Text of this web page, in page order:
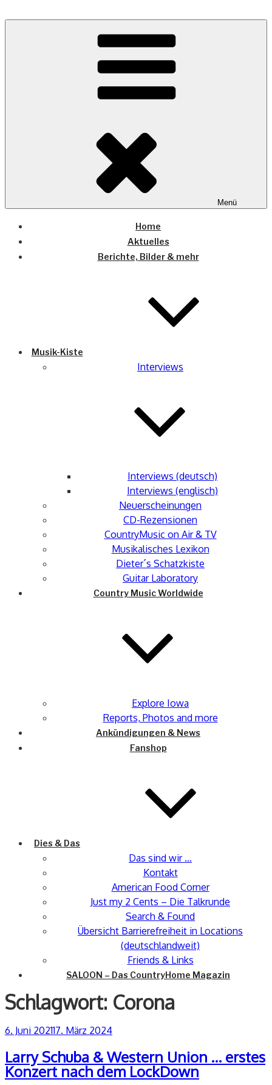
COUNTRYHOME
Wo die (Country-) Musik Zuhause ist
Menü
Home
Aktuelles
Berichte, Bilder & mehr
Musik-Kiste
Interviews
Interviews (deutsch)
Interviews (englisch)
Neuerscheinungen
CD-Rezensionen
CountryMusic on Air & TV
Musikalisches Lexikon
Dieter´s Schatzkiste
Guitar Laboratory
Country Music Worldwide
Explore Iowa
Reports, Photos and more
Ankündigungen & News
Fanshop
Dies & Das
Das sind wir …
Kontakt
American Food Corner
Just my 2 Cents – Die Talkrunde
Search & Found
Übersicht Barrierefreiheit in Locations
(deutschlandweit)
Friends & Links
SALOON – Das CountryHome Magazin
Schlagwort: Corona
Veröffentlicht
6. Juni 202117. März 2024
Larry Schuba & Western Union … erstes
Konzert nach dem LockDown